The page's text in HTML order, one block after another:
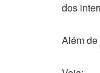
dos
Além de